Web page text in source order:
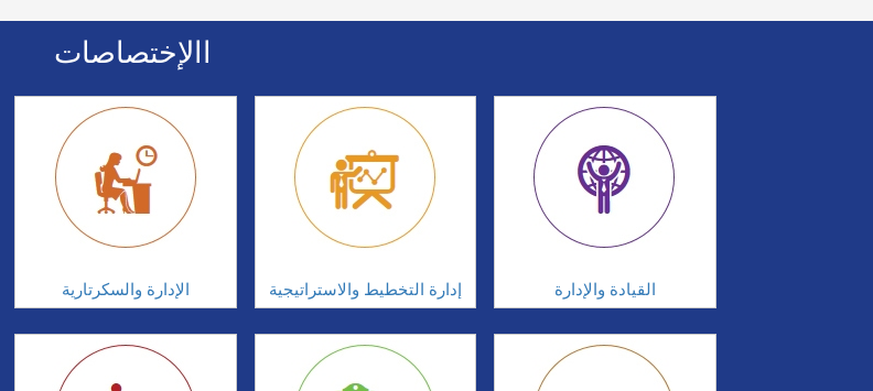
االإختصاصات
الإدارة والسكرتارية إدارة التخطيط والاستراتيجية القيادة والإدارة